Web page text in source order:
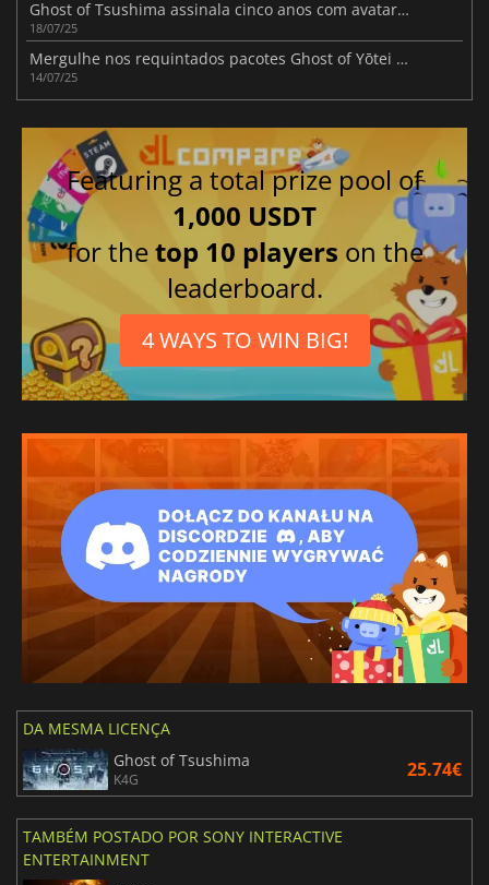
Ghost of Tsushima assinala cinco anos com avatares PSN gratuitos
18/07/25
Mergulhe nos requintados pacotes Ghost of Yōtei PS5 da Sony
14/07/25
Featuring a total prize pool of
1,000 USDT
for thetop 10 players on the
leaderboard.
4 WAYS TO WIN BIG!
DA MESMA LICENÇA
Ghost of Tsushima
K4G 25.74€
TAMBÉM POSTADO POR SONY INTERACTIVE
ENTERTAINMENT